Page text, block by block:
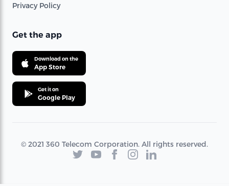
Privacy Policy
Get the app
Download on the
App Store
Get it on
Google Play
© 2021 360 Telecom Corporation. All rights reserved.